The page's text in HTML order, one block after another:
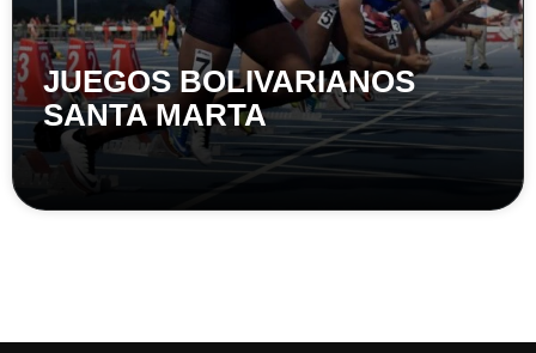
JUEGOS BOLIVARIANOS
SANTA MARTA